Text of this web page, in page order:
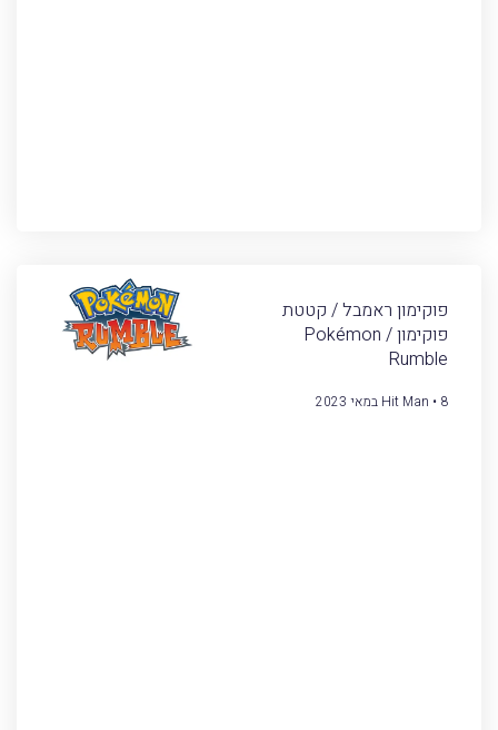
פוקימון ראמבל / קטטת
פוקימון / Pokémon
Rumble
Hit Man 8 במאי 2023